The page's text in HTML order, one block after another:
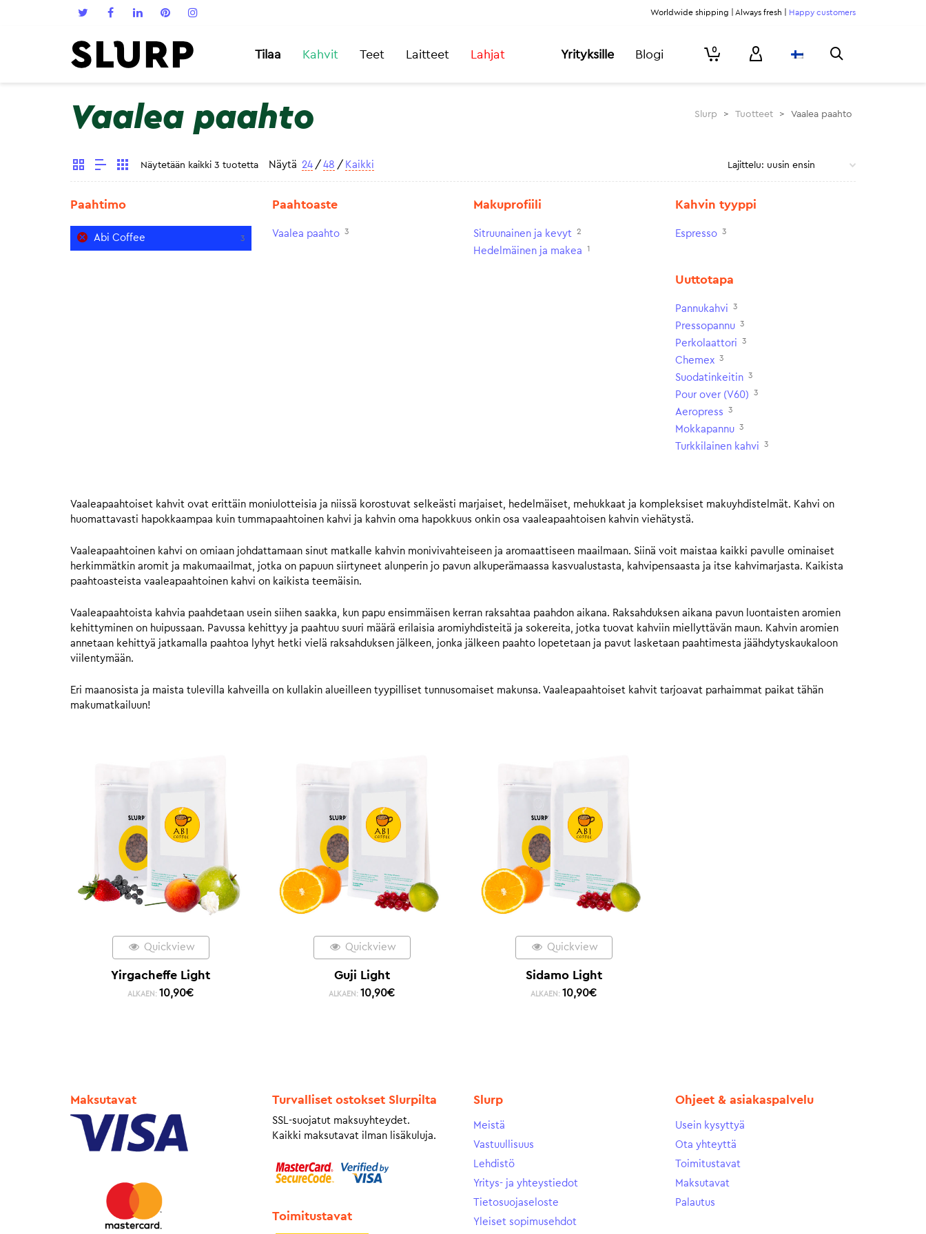
Worldwide shipping | Always fresh | Happy customers
Tilaa Kahvit Teet Laitteet Lahjat Yrityksille Blogi 0
Vaalea paahto Slurp > Tuotteet > Vaalea paahto
Näytetään kaikki 3 tuotetta Näytä 24 / 48 / Kaikki
Paahtimo
Abi Coffee 3
Paahtoaste
Vaalea paahto 3
Makuprofiili
Sitruunainen ja kevyt 2
Hedelmäinen ja makea 1
Kahvin tyyppi
Espresso 3
Uuttotapa
Pannukahvi 3
Pressopannu 3
Perkolaattori 3
Chemex 3
Suodatinkeitin 3
Pour over (V60) 3
Aeropress 3
Mokkapannu 3
Turkkilainen kahvi 3
Vaaleapaahtoiset kahvit ovat erittäin moniulotteisia ja niissä korostuvat selkeästi marjaiset, hedelmäiset, mehukkaat ja kompleksiset makuyhdistelmät. Kahvi on
huomattavasti hapokkaampaa kuin tummapaahtoinen kahvi ja kahvin oma hapokkuus onkin osa vaaleapaahtoisen kahvin viehätystä.
Vaaleapaahtoinen kahvi on omiaan johdattamaan sinut matkalle kahvin monivivahteiseen ja aromaattiseen maailmaan. Siinä voit maistaa kaikki pavulle ominaiset
herkimmätkin aromit ja makumaailmat, jotka on papuun siirtyneet alunperin jo pavun alkuperämaassa kasvualustasta, kahvipensaasta ja itse kahvimarjasta. Kaikista
paahtoasteista vaaleapaahtoinen kahvi on kaikista teemäisin.
Vaaleapaahtoista kahvia paahdetaan usein siihen saakka, kun papu ensimmäisen kerran raksahtaa paahdon aikana. Raksahduksen aikana pavun luontaisten aromien
kehittyminen on huipussaan. Pavussa kehittyy ja paahtuu suuri määrä erilaisia aromiyhdisteitä ja sokereita, jotka tuovat kahviin miellyttävän maun. Kahvin aromien
annetaan kehittyä jatkamalla paahtoa lyhyt hetki vielä raksahduksen jälkeen, jonka jälkeen paahto lopetetaan ja pavut lasketaan paahtimesta jäähdytyskaukaloon
viilentymään.
Eri maanosista ja maista tulevilla kahveilla on kullakin alueilleen tyypilliset tunnusomaiset makunsa. Vaaleapaahtoiset kahvit tarjoavat parhaimmat paikat tähän
makumatkailuun!
Quickview
Yirgacheffe Light
ALKAEN: 10,90€
Quickview
Guji Light
ALKAEN: 10,90€
Quickview
Sidamo Light
ALKAEN: 10,90€
Maksutavat Turvalliset ostokset Slurpilta
SSL-suojatut maksuyhteydet.
Kaikki maksutavat ilman lisäkuluja.
Toimitustavat
Slurp
Meistä
Vastuullisuus
Lehdistö
Yritys- ja yhteystiedot
Tietosuojaseloste
Yleiset sopimusehdot
Ohjeet & asiakaspalvelu
Usein kysyttyä
Ota yhteyttä
Toimitustavat
Maksutavat
Palautus